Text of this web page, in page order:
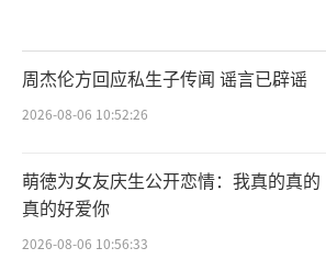
周杰伦方回应私生子传闻 谣言已辟谣
2026-08-06 10:52:26
萌徳为女友庆生公开恋情：我真的真的
真的好爱你
2026-08-06 10:56:33